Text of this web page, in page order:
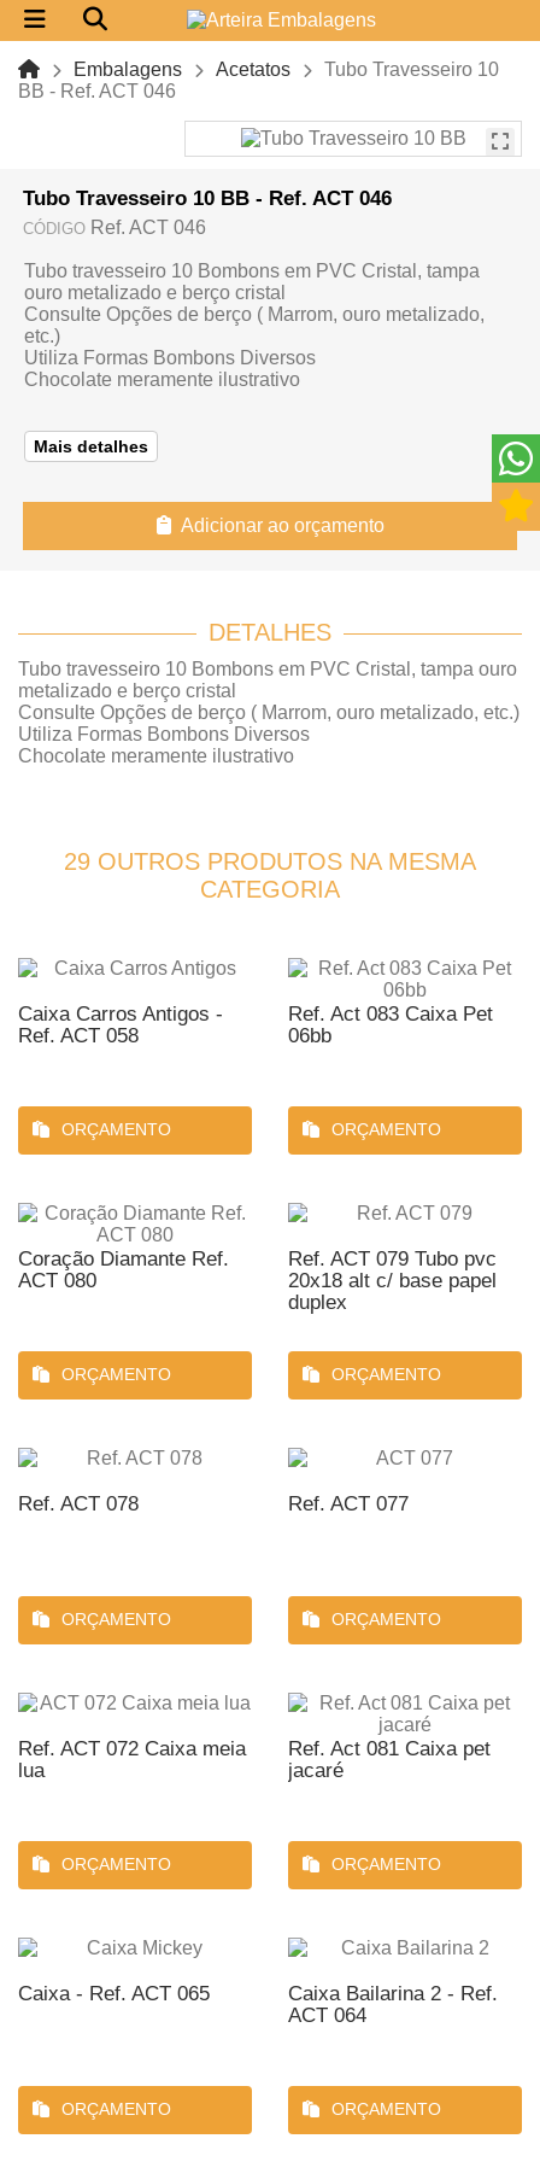
Embalagens Acetatos
Tubo Travesseiro 10
BB - Ref. ACT 046
Tubo Travesseiro 10 BB - Ref. ACT 046
CÓDIGO Ref. ACT 046
Tubo travesseiro 10 Bombons em PVC Cristal, tampa
ouro metalizado e berço cristal
Consulte Opções de berço ( Marrom, ouro metalizado,
etc.)
Utiliza Formas Bombons Diversos
Chocolate meramente ilustrativo
Mais detalhes
Adicionar ao orçamento
DETALHES
Tubo travesseiro 10 Bombons em PVC Cristal, tampa ouro
metalizado e berço cristal
Consulte Opções de berço ( Marrom, ouro metalizado, etc.)
Utiliza Formas Bombons Diversos
Chocolate meramente ilustrativo
29 OUTROS PRODUTOS NA MESMA
CATEGORIA
Caixa Carros Antigos -
Ref. ACT 058
ORÇAMENTO
Ref. Act 083 Caixa Pet
06bb
ORÇAMENTO
Coração Diamante Ref.
ACT 080
ORÇAMENTO
Ref. ACT 079 Tubo pvc
20x18 alt c/ base papel
duplex
ORÇAMENTO
Ref. ACT 078
ORÇAMENTO
Ref. ACT 077
ORÇAMENTO
Ref. ACT 072 Caixa meia
lua
ORÇAMENTO
Ref. Act 081 Caixa pet
jacaré
ORÇAMENTO
Caixa - Ref. ACT 065
ORÇAMENTO
Caixa Bailarina 2 - Ref.
ACT 064
ORÇAMENTO